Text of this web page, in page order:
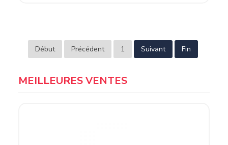
MEILLEURES VENTES
Début Précédent 1 Suivant Fin